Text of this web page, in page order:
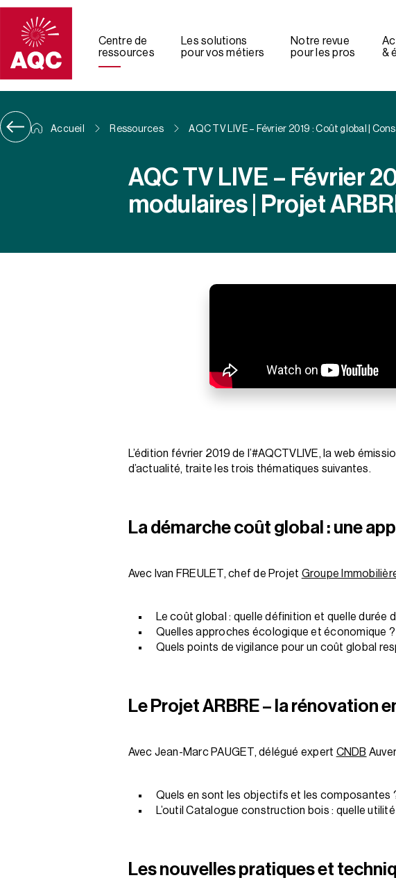
Panneau de gestion des cookies
Centre de
ressources
Les solutions
pour vos métiers
Notre revue
pour les pros
&
Accueil Ressources AQC TV LIVE – Février 2019 : Coût global |
AQC TV LIVE – Février
modulaires | Projet
L’édition février 2019 de l’#AQCTVLIVE, la web
d’actualité, traite les trois thématiques suivantes.
La démarche coût global : une
Avec Ivan FREULET, chef de Projet Groupe
Le coût global : quelle définition et quelle durée
Quelles approches écologique et économique ?
Quels points de vigilance pour un coût global
Le Projet ARBRE – la rénovation
Avec Jean-Marc PAUGET, délégué expert CNDB
Quels en sont les objectifs et les composantes
L’outil Catalogue construction bois : quelle
Les nouvelles pratiques et